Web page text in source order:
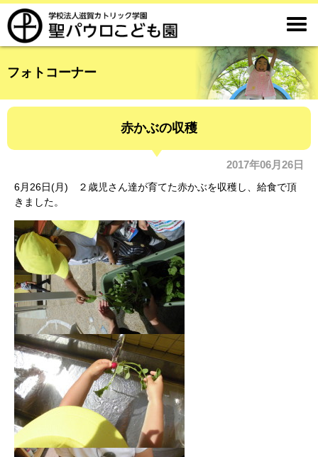

フォトコーナー
赤かぶの収穫
2017年06月26日
6月26日(月) ２歳児さん達が育てた赤かぶを収穫し、給食で頂
きました。